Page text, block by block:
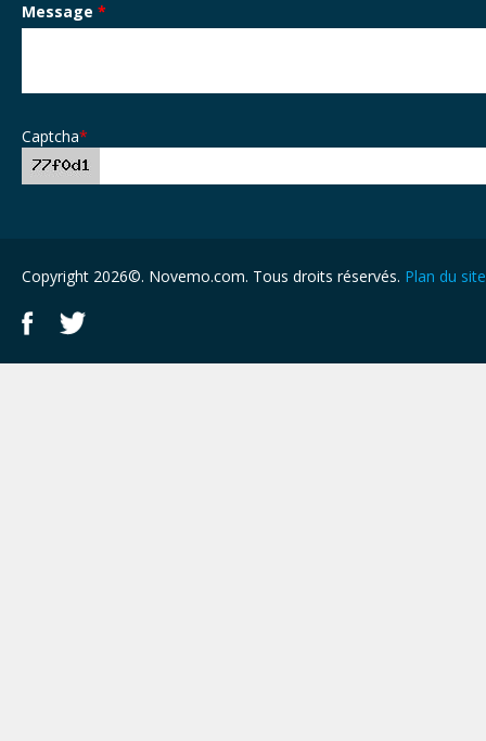
Message *
Captcha*
Copyright 2026©. Novemo.com. Tous droits réservés. Plan du site